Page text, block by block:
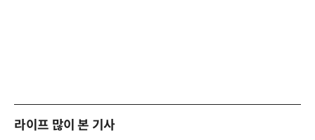
라이프 많이 본 기사